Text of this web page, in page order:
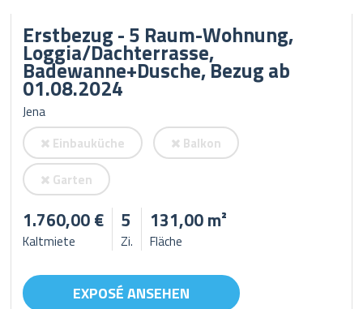
Erstbezug - 5 Raum-Wohnung,
Loggia/Dachterrasse,
Badewanne+Dusche, Bezug ab
01.08.2024
Jena
Einbauküche
Balkon
Garten
1.760,00 €
Kaltmiete
5
Zi.
131,00 m²
Fläche
EXPOSÉ ANSEHEN